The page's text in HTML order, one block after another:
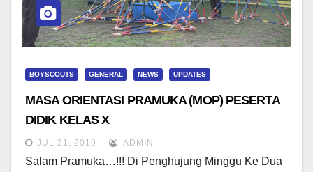
BOYSCOUTS GENERAL NEWS UPDATES
MASA ORIENTASI PRAMUKA (MOP) PESERTA
DIDIK KELAS X
JUL 21, 2019 ADMIN
Salam Pramuka…!!! Di Penghujung Minggu Ke Dua